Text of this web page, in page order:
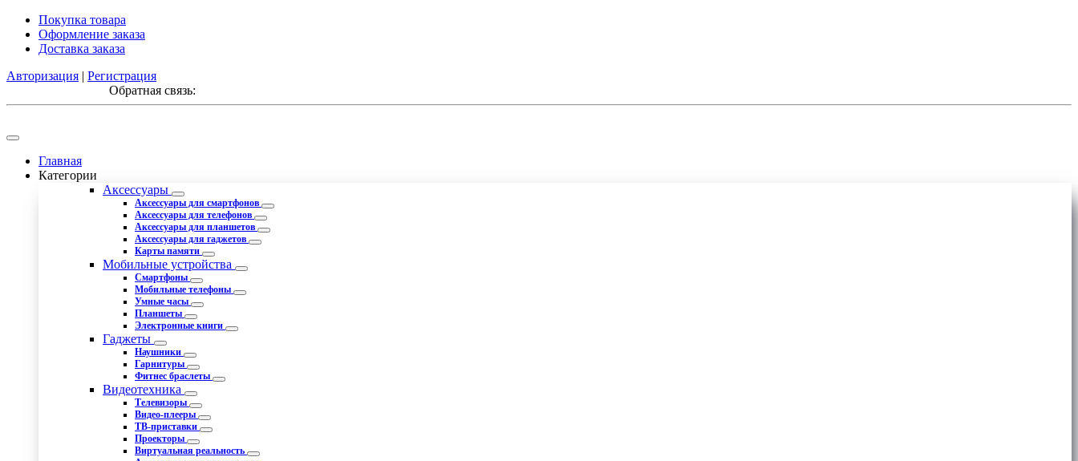
Покупка товара
Оформление заказа
Доставка заказа
Авторизация | Регистрация
Обратная связь:
Главная
Категории
Аксессуары
Аксессуары для смартфонов
Аксессуары для телефонов
Аксессуары для планшетов
Аксессуары для гаджетов
Карты памяти
Мобильные устройства
Смартфоны
Мобильные телефоны
Умные часы
Планшеты
Электронные книги
Гаджеты
Наушники
Гарнитуры
Фитнес браслеты
Видеотехника
Телевизоры
Видео-плееры
ТВ-приставки
Проекторы
Виртуальная реальность